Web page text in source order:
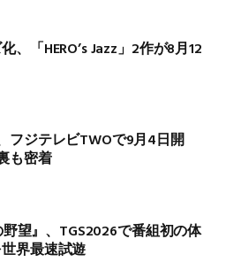
、「HERO’s Jazz」2作が8月12
フジテレビTWOで9月4日開
も密着
望』、TGS2026で番組初の体
界最速試遊